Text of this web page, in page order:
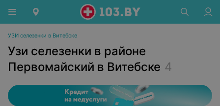
УЗИ селезенки в Витебске
Узи селезенки в районе
Первомайский в Витебске 4